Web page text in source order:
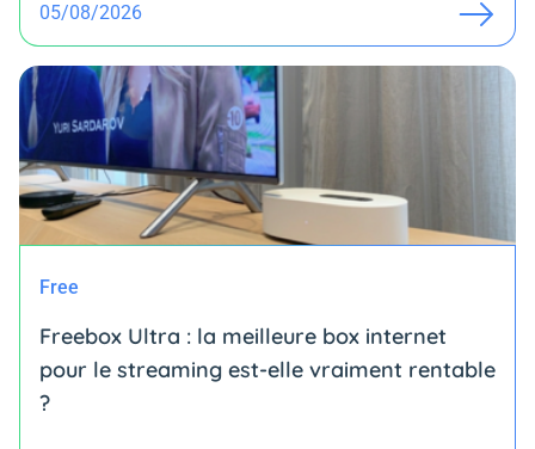
05/08/2026
Free
Freebox Ultra : la meilleure box internet
pour le streaming est-elle vraiment rentable
?